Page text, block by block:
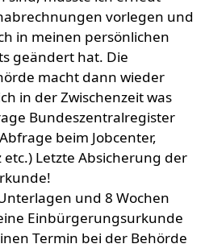
vorlegen und
in meinen persönlichen
geändert hat. Die
macht dann wieder
in der Zwischenzeit was
Bundeszentralregister
beim Jobcenter,
Letzte Absicherung der
und 8 Wochen
Einbürgerungsurkunde
Termin bei der Behörde